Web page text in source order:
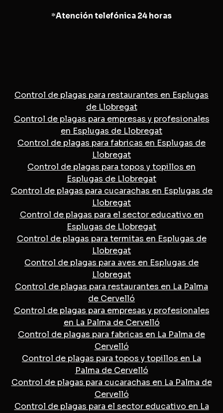
*Atención telefónica 24 horas
Control de plagas para restaurantes en Esplugas
de Llobregat
Control de plagas para empresas y profesionales
en Esplugas de Llobregat
Control de plagas para fabricas en Esplugas de
Llobregat
Control de plagas para topos y topillos en
Esplugas de Llobregat
Control de plagas para cucarachas en Esplugas de
Llobregat
Control de plagas para el sector educativo en
Esplugas de Llobregat
Control de plagas para termitas en Esplugas de
Llobregat
Control de plagas para aves en Esplugas de
Llobregat
Control de plagas para restaurantes en La Palma
de Cervelló
Control de plagas para empresas y profesionales
en La Palma de Cervelló
Control de plagas para fabricas en La Palma de
Cervelló
Control de plagas para topos y topillos en La
Palma de Cervelló
Control de plagas para cucarachas en La Palma de
Cervelló
Control de plagas para el sector educativo en La